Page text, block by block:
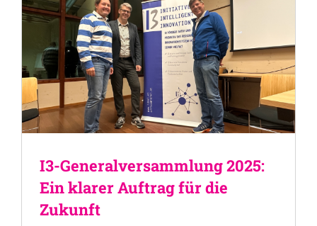
I3-Generalversammlung 2025:
Ein klarer Auftrag für die
Zukunft